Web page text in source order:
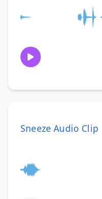
Sneeze Audio Clip